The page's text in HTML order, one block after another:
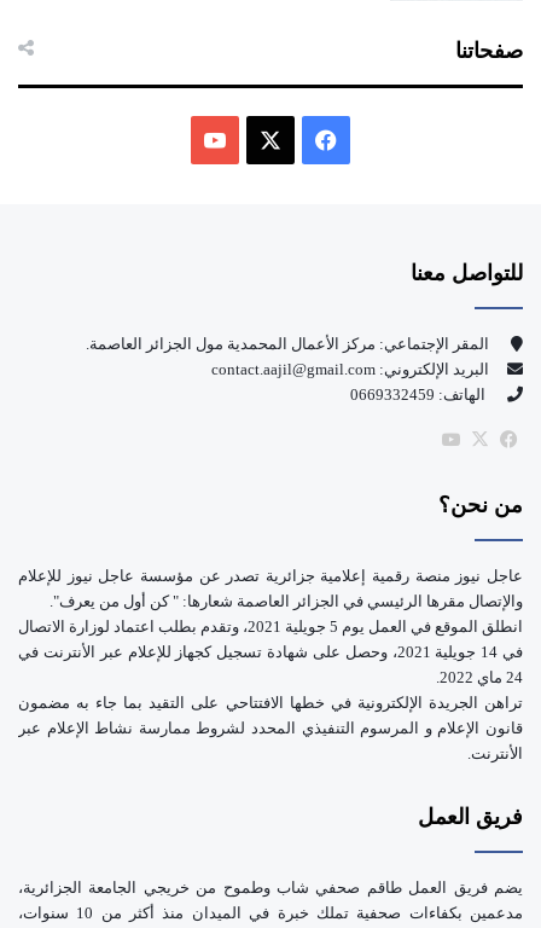
صفحاتنا
و
ك
للتواصل معنا
المقر الإجتماعي: مركز الأعمال المحمدية مول الجزائر العاصمة.
البريد الإلكتروني: contact.aajil@gmail.com
الهاتف: 0669332459
فيسبوك
‫X
من نحن؟
عاجل نيوز منصة رقمية إعلامية جزائرية تصدر عن مؤسسة عاجل نيوز للإعلام
والإتصال مقرها الرئيسي في الجزائر العاصمة شعارها: " كن أول من يعرف".
انطلق الموقع في العمل يوم 5 جويلية 2021، وتقدم بطلب اعتماد لوزارة الاتصال
في 14 جويلية 2021، وحصل على شهادة تسجيل كجهاز للإعلام عبر الأنترنت في
24 ماي 2022.
تراهن الجريدة الإلكترونية في خطها الافتتاحي على التقيد بما جاء به مضمون
قانون الإعلام و المرسوم التنفيذي المحدد لشروط ممارسة نشاط الإعلام عبر
الأنترنت.
فريق العمل
يضم فريق العمل طاقم صحفي شاب وطموح من خريجي الجامعة الجزائرية،
مدعمين بكفاءات صحفية تملك خبرة في الميدان منذ أكثر من 10 سنوات،